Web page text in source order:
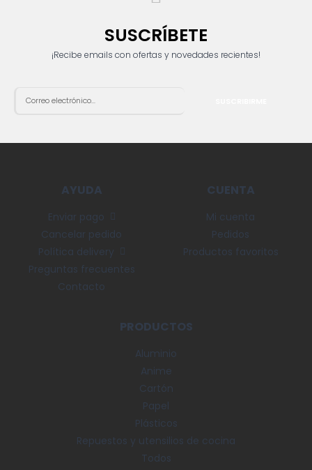
SUSCRÍBETE
¡Recibe emails con ofertas y novedades recientes!
AYUDA
Enviar pago
Cancelar pedido
Política delivery
Preguntas frecuentes
Contacto
CUENTA
Mi cuenta
Pedidos
Productos favoritos
PRODUCTOS
Aluminio
Anime
Cartón
Papel
Plásticos
Repuestos y utensilios de cocina
Todos